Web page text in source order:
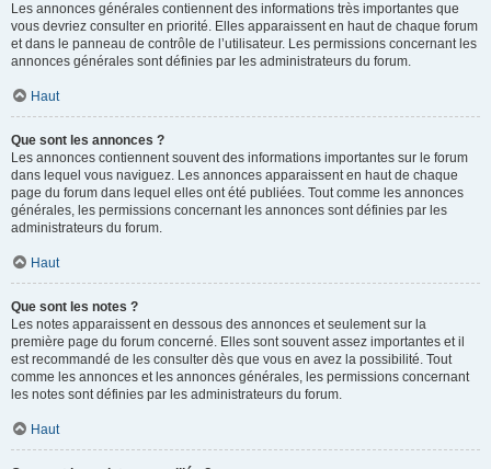
Les annonces générales contiennent des informations très importantes que
vous devriez consulter en priorité. Elles apparaissent en haut de chaque forum
et dans le panneau de contrôle de l’utilisateur. Les permissions concernant les
annonces générales sont définies par les administrateurs du forum.
Haut
Que sont les annonces ?
Les annonces contiennent souvent des informations importantes sur le forum
dans lequel vous naviguez. Les annonces apparaissent en haut de chaque
page du forum dans lequel elles ont été publiées. Tout comme les annonces
générales, les permissions concernant les annonces sont définies par les
administrateurs du forum.
Haut
Que sont les notes ?
Les notes apparaissent en dessous des annonces et seulement sur la
première page du forum concerné. Elles sont souvent assez importantes et il
est recommandé de les consulter dès que vous en avez la possibilité. Tout
comme les annonces et les annonces générales, les permissions concernant
les notes sont définies par les administrateurs du forum.
Haut